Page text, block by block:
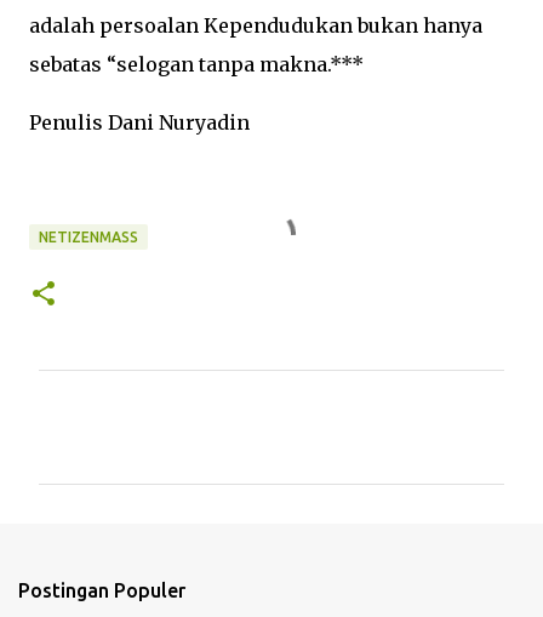
adalah persoalan Kependudukan bukan hanya
sebatas “selogan tanpa makna.***
Penulis Dani Nuryadin
NETIZENMASS
Postingan Populer